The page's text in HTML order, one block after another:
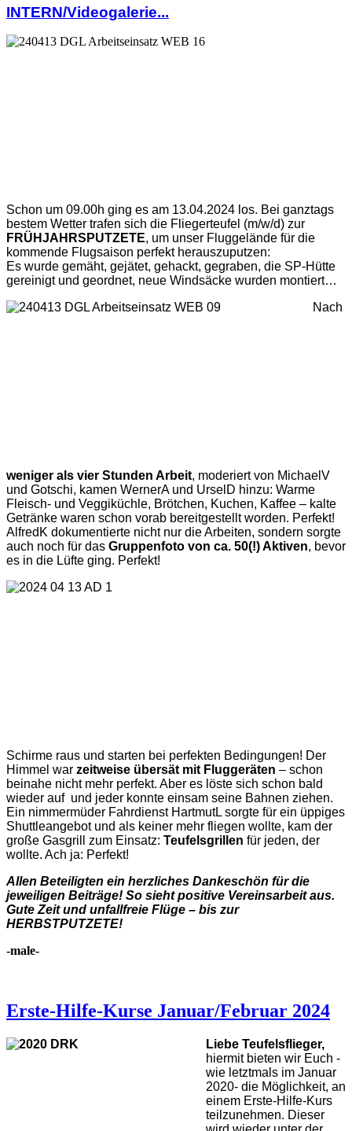
INTERN/Videogalerie...
Schon um 09.00h ging es am 13.04.2024 los. Bei ganztags
bestem Wetter trafen sich die Fliegerteufel (m/w/d) zur
FRÜHJAHRSPUTZETE, um unser Fluggelände für die
kommende Flugsaison perfekt herauszuputzen:
Es wurde gemäht, gejätet, gehackt, gegraben, die SP-Hütte
gereinigt und geordnet, neue Windsäcke wurden montiert…
Nach
weniger als vier Stunden Arbeit, moderiert von MichaelV
und Gotschi, kamen WernerA und UrselD hinzu: Warme
Fleisch- und Veggiküchle, Brötchen, Kuchen, Kaffee – kalte
Getränke waren schon vorab bereitgestellt worden. Perfekt!
AlfredK dokumentierte nicht nur die Arbeiten, sondern sorgte
auch noch für das Gruppenfoto von ca. 50(!) Aktiven, bevor
es in die Lüfte ging. Perfekt!
Schirme raus und starten bei perfekten Bedingungen! Der
Himmel war zeitweise übersät mit Fluggeräten – schon
beinahe nicht mehr perfekt. Aber es löste sich schon bald
wieder auf und jeder konnte einsam seine Bahnen ziehen.
Ein nimmermüder Fahrdienst HartmutL sorgte für ein üppiges
Shuttleangebot und als keiner mehr fliegen wollte, kam der
große Gasgrill zum Einsatz: Teufelsgrillen für jeden, der
wollte. Ach ja: Perfekt!
Allen Beteiligten ein herzliches Dankeschön für die
jeweiligen Beiträge! So sieht positive Vereinsarbeit aus.
Gute Zeit und unfallfreie Flüge – bis zur
HERBSTPUTZETE!
-male-
Erste-Hilfe-Kurse Januar/Februar 2024
Liebe Teufelsflieger,
hiermit bieten wir Euch -
wie letztmals im Januar
2020- die Möglichkeit, an
einem Erste-Hilfe-Kurs
teilzunehmen. Dieser